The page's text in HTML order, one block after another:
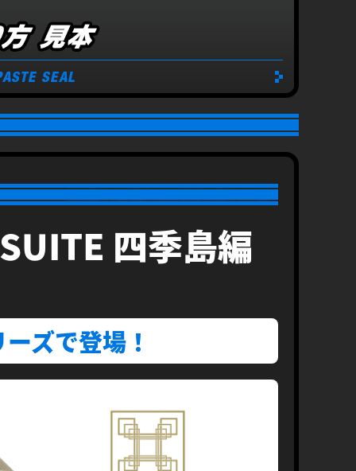
四季島編
ズで登場！